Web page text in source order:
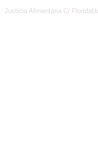
Justicia Alimentaria C/